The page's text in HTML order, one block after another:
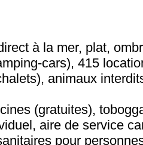
à la mer, plat,
cars), 415
animaux
(gratuites),
aire de service
pour